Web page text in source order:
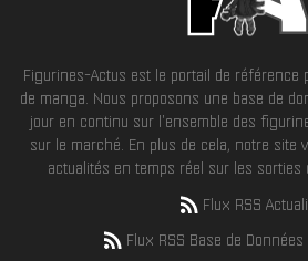
Figurines-Actus est le portail de
de manga. Nous proposons une base de
jour en continu sur l'ensemble des
sur le marché. En plus de cela, notre site
actualités en temps réel sur les sorties
Flux RSS
Flux RSS Base de